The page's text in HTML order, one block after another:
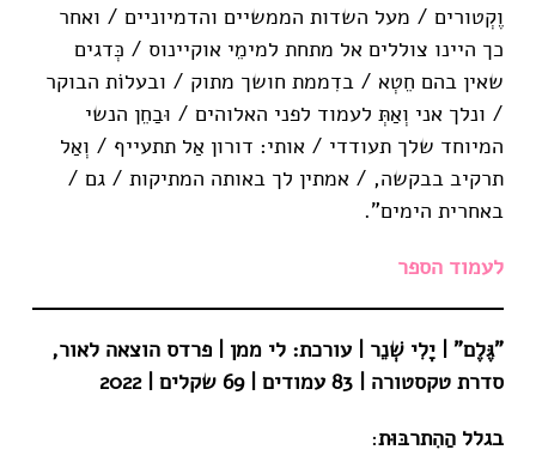
וֶקְטורים / מעל השדות הממשיים והדמיוניים / ואחר
כך היינו צוללים אל מתחת למימֵי אוקיינוס / כְּדגים
שאין בהם חֵטְא / בדִממת חושך מתוק / ובעלוֹת הבוקר
/ ונלך אני וְאַתְּ לעמוד לפני האלוהים / וּבַחֵן הנשי
המיוחד שלך תעודדי / אותי: דורון אַל תתעייף / וְאַל
תרקיב בבקשה, / אמתין לך באותה המתיקות / גם /
באחרית הימים".
לעמוד הספר
"גֶּלֶם" | יָלִי שְׁנֵר | עורכת: לי ממן | פרדס הוצאה לאור,
סדרת טקסטורה | 83 עמודים | 69 שקלים | 2022
בגלל הַהִתרבּוּת: